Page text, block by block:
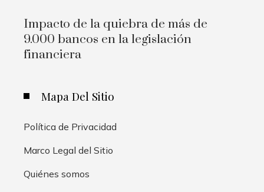
Impacto de la quiebra de más de
9.000 bancos en la legislación
financiera
Mapa Del Sitio
Política de Privacidad
Marco Legal del Sitio
Quiénes somos